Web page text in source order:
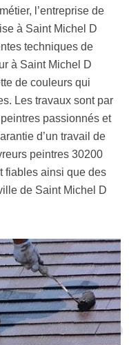
l’entreprise de
à Saint Michel D
techniques de
à Saint Michel D
de couleurs qui
Les travaux sont par
passionnés et
d’un travail de
peintres 30200
fiables ainsi que des
de Saint Michel D